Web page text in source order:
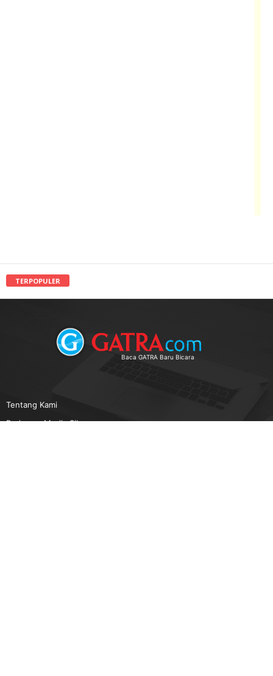
TERPOPULER
Baca GATRA Baru Bicara
Tentang Kami
Pedoman Media Siber